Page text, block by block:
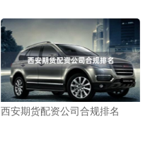
西安期货配资公司合规排名